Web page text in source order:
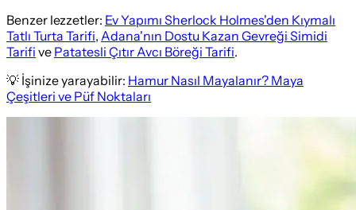
Benzer lezzetler: Ev Yapımı Sherlock Holmes'den Kıymalı
Tatlı Turta Tarifi, Adana'nın Dostu Kazan Gevreği Simidi
Tarifi ve Patatesli Çıtır Avcı Böreği Tarifi.
💡 İşinize yarayabilir: Hamur Nasıl Mayalanır? Maya
Çeşitleri ve Püf Noktaları